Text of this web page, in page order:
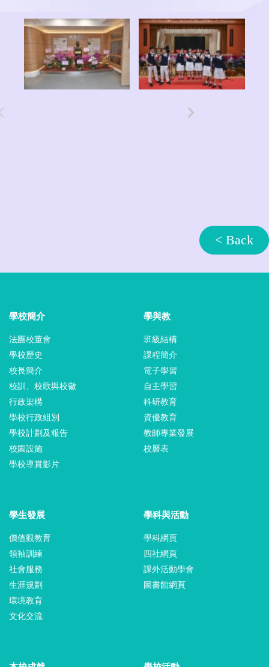
< Back
學校簡介
法團校董會
學校歷史
校長簡介
校訓、校歌與校徽
行政架構
學校行政組別
學校計劃及報告
校園設施
學校導賞影片
學與教
班級結構
課程簡介
電子學習
自主學習
科研教育
資優教育
教師專業發展
校曆表
學生發展
價值觀教育
領袖訓練
社會服務
生涯規劃
環境教育
文化交流
學科與活動
學科網頁
四社網頁
課外活動學會
圖書館網頁